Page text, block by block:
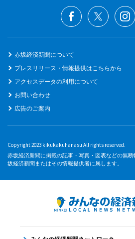
赤坂経済新聞について
プレスリリース・情報提供はこちらから
アクセスデータの利用について
お問い合わせ
広告のご案内
Copyright 2023 kikukakuhanasu All rights reserved.
赤坂経済新聞に掲載の記事・写真・図表などの無
坂経済新聞またはその情報提供者に属します。